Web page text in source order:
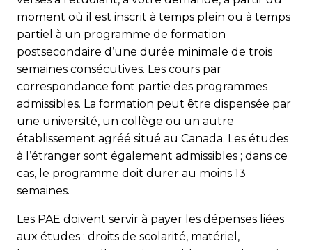
moment où il est inscrit à temps plein ou à temps
partiel à un programme de formation
postsecondaire d’une durée minimale de trois
semaines consécutives. Les cours par
correspondance font partie des programmes
admissibles. La formation peut être dispensée par
une université, un collège ou un autre
établissement agréé situé au Canada. Les études
à l’étranger sont également admissibles ; dans ce
cas, le programme doit durer au moins 13
semaines.
Les PAE doivent servir à payer les dépenses liées
aux études : droits de scolarité, matériel,